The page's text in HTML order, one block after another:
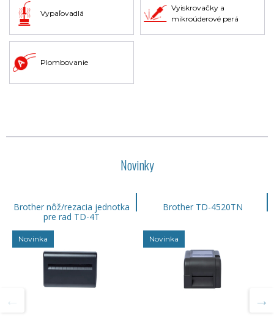
Vypaľovadlá
Vyiskrovačky a
mikroúderové perá
Plombovanie
Novinky
Brother nôž/rezacia jednotka
pre rad TD-4T
Novinka
Brother TD-4520TN
Novinka